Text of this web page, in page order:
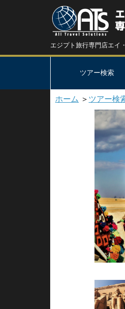
エジプト旅行専門店エイ
ツアー検索
ホーム ＞ ツアー検